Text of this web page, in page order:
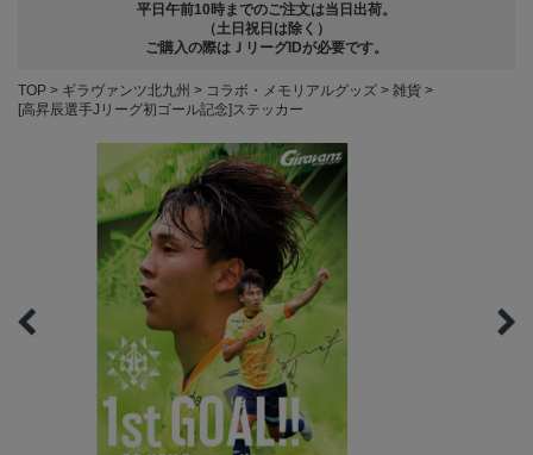
平日午前10時までのご注文は当日出荷。
（土日祝日は除く）
ご購入の際はＪリーグIDが必要です。
TOP ギラヴァンツ北九州 コラボ・メモリアルグッズ
雑貨
[高昇辰選手Jリーグ初ゴール記念]ステッカー